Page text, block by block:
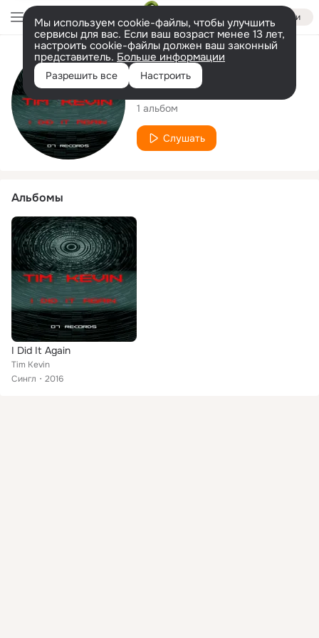
Войти
Мы используем cookie-файлы, чтобы улучшить
сервисы для вас. Если ваш возраст менее 13 лет,
настроить cookie-файлы должен ваш законный
представитель. Больше информации
Разрешить все Настроить
Исполнитель
Tim Kevin
1 альбом
Слушать
Альбомы
I Did It Again
Tim Kevin
Сингл
2016